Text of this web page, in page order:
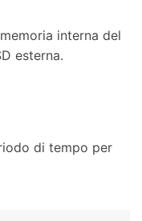
interna del
esterna.
di tempo per